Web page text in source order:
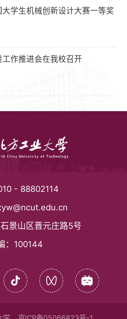
学生机械创新设计大赛一等奖
作推进会在我校召开
- 88802114
景山区晋元庄路5号
： 100144